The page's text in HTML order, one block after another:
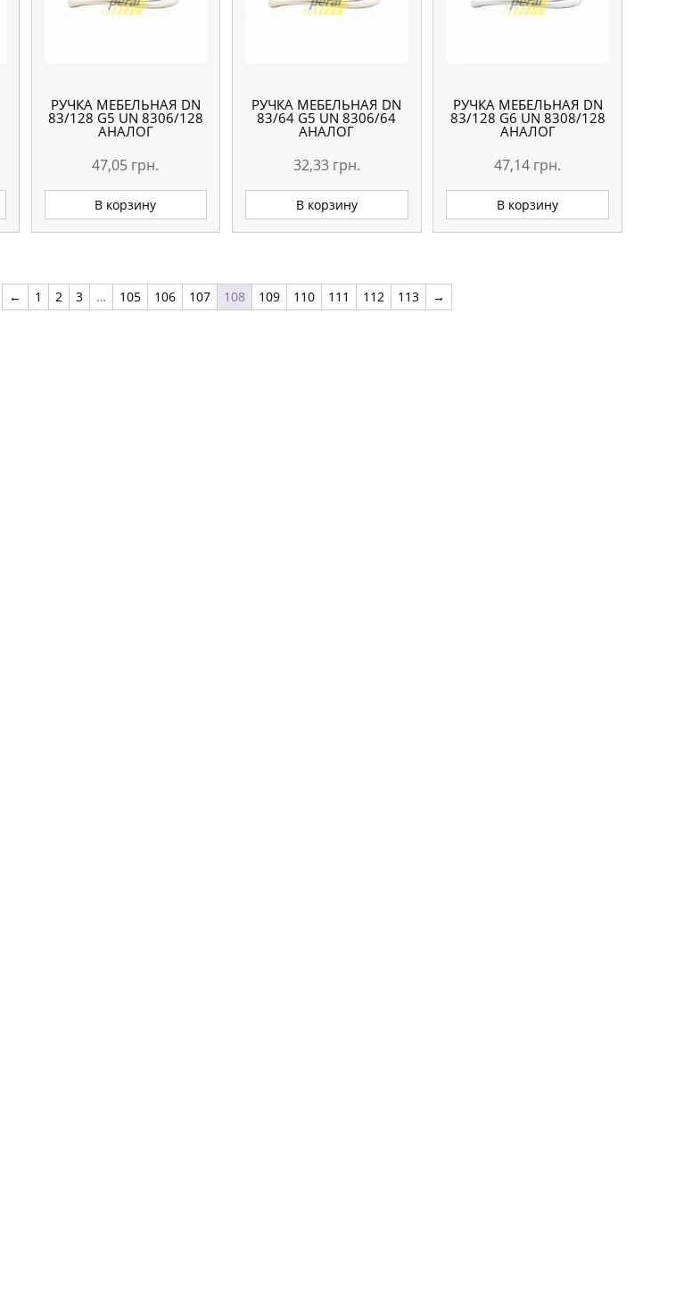
РУЧКА МЕБЕЛЬНАЯ DN
83/128 G5 UN 8306/128
АНАЛОГ
47,05 грн.
В корзину
РУЧКА МЕБЕЛЬНАЯ DN
83/64 G5 UN 8306/64
АНАЛОГ
32,33 грн.
В корзину
РУЧКА МЕБЕЛЬНАЯ DN
83/128 G6 UN 8308/128
АНАЛОГ
47,14 грн.
В корзину
← 1 2 3 … 105 106 107 108 109 110 111 112 113 →